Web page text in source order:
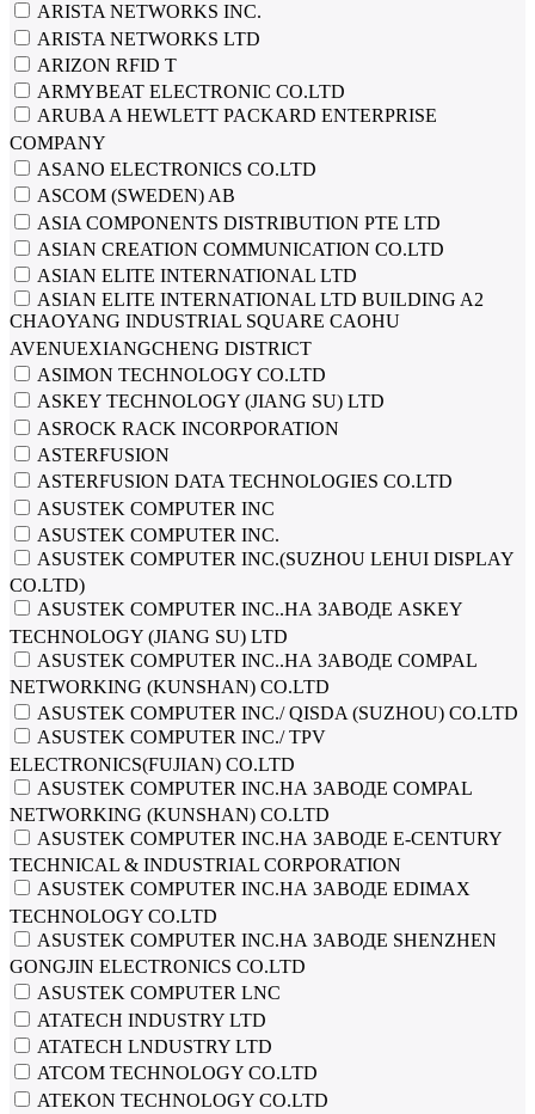
ARISTA NETWORKS INC.
ARISTA NETWORKS LTD
ARIZON RFID T
ARMYBEAT ELECTRONIC CO.LTD
ARUBA A HEWLETT PACKARD ENTERPRISE
COMPANY
ASANO ELECTRONICS CO.LTD
ASCOM (SWEDEN) AB
ASIA COMPONENTS DISTRIBUTION PTE LTD
ASIAN CREATION COMMUNICATION CO.LTD
ASIAN ELITE INTERNATIONAL LTD
ASIAN ELITE INTERNATIONAL LTD BUILDING A2
CHAOYANG INDUSTRIAL SQUARE CAOHU
AVENUEXIANGCHENG DISTRICT
ASIMON TECHNOLOGY CO.LTD
ASKEY TECHNOLOGY (JIANG SU) LTD
ASROCK RACK INCORPORATION
ASTERFUSION
ASTERFUSION DATA TECHNOLOGIES CO.LTD
ASUSTEK COMPUTER INC
ASUSTEK COMPUTER INC.
ASUSTEK COMPUTER INC.(SUZHOU LEHUI DISPLAY
CO.LTD)
ASUSTEK COMPUTER INC..НА ЗАВОДЕ ASKEY
TECHNOLOGY (JIANG SU) LTD
ASUSTEK COMPUTER INC..НА ЗАВОДЕ COMPAL
NETWORKING (KUNSHAN) CO.LTD
ASUSTEK COMPUTER INC./ QISDA (SUZHOU) CO.LTD
ASUSTEK COMPUTER INC./ TPV
ELECTRONICS(FUJIAN) CO.LTD
ASUSTEK COMPUTER INC.НА ЗАВОДЕ COMPAL
NETWORKING (KUNSHAN) CO.LTD
ASUSTEK COMPUTER INC.НА ЗАВОДЕ E-CENTURY
TECHNICAL & INDUSTRIAL CORPORATION
ASUSTEK COMPUTER INC.НА ЗАВОДЕ EDIMAX
TECHNOLOGY CO.LTD
ASUSTEK COMPUTER INC.НА ЗАВОДЕ SHENZHEN
GONGJIN ELECTRONICS CO.LTD
ASUSTEK COMPUTER LNC
ATATECH INDUSTRY LTD
ATATECH LNDUSTRY LTD
ATCOM TECHNOLOGY CO.LTD
ATEKON TECHNOLOGY CO.LTD